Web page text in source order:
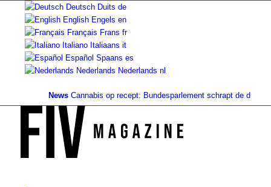
Deutsch Duits de
English Engels en
Français Frans fr
Italiano Italiaans it
Español Spaans es
Nederlands Nederlands nl
News Cannabis op recept: Bundesparlement schrapt de dekking...